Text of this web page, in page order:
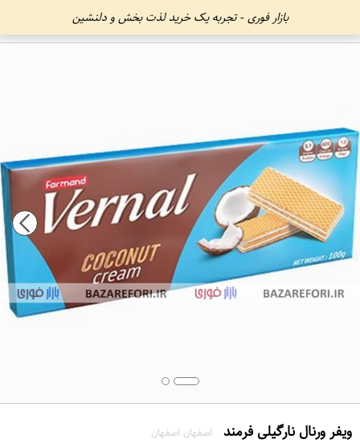
بازار فوری - تجربه یک خرید لذت بخش و دلنشین
ویفر ورنال نارگیلی فرمند اصفهان اصفهان